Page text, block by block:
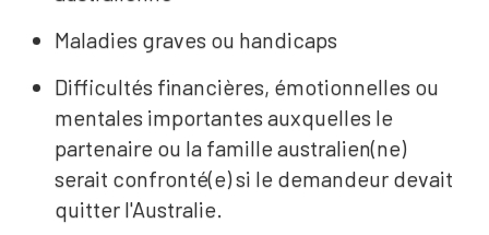
Maladies graves ou handicaps
Difficultés financières, émotionnelles ou
mentales importantes auxquelles le
partenaire ou la famille australien(ne)
serait confronté(e) si le demandeur devait
quitter l'Australie.